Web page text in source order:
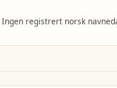
Ingen registrert norsk